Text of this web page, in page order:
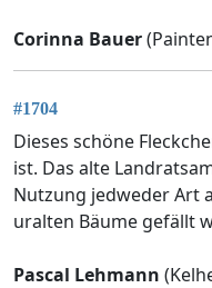
Corinna Bauer
#1704
Dieses schöne
ist. Das alte
Nutzung jedweder Art
uralten Bäume gefällt
Pascal Lehmann